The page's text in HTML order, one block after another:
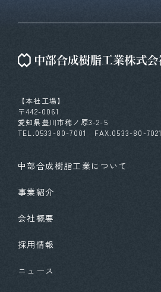
【本社工場】
〒442-0061
愛知県豊川市穂ノ原3-2-5
TEL.0533-80-7001 FAX.0533-80-7021
中部合成樹脂工業について
事業紹介
会社概要
採用情報
ニュース